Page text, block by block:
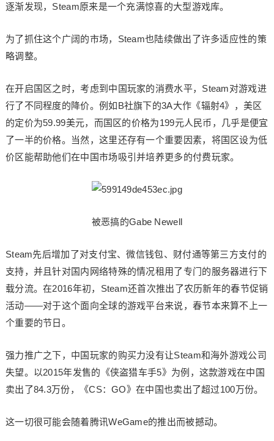
逐渐发现，Steam原来是一个充满惊喜的大型游戏库。
为了抓住这个广阔的市场，Steam也陆续做出了许多适应性的策
略调整。
在开启国区之时，考虑到中国玩家的消费水平，Steam对游戏进
行了不同程度的降价。例如B社旗下的3A大作《辐射4》，美区
的定价为59.99美元，而国区的价格为199元人民币，几乎是便宜
了一半的价格。当然，这里还存有一个重要因素，将国区设为低
价区能帮助他们在中国市场吸引并培养更多的付费玩家。
被恶搞的Gabe Newell
Steam先后增加了对支付宝、微信钱包、财付通等第三方支付的
支持，并且针对国内网络特殊的情况租用了专门的服务器进行下
载分流。在2016年初，Steam还首次推出了农历新年的春节促销
活动——对于这个面向全球的游戏平台来说，春节本来算不上一
个重要的节日。
强力推广之下，中国玩家的购买力没有让Steam和海外游戏公司
失望。以2015年发售的《侠盗猎车手5》为例，这款游戏在中国
卖出了84.3万份，《CS：GO》在中国也卖出了超过100万份。
这一切很可能会随着腾讯WeGame的推出而被撼动。